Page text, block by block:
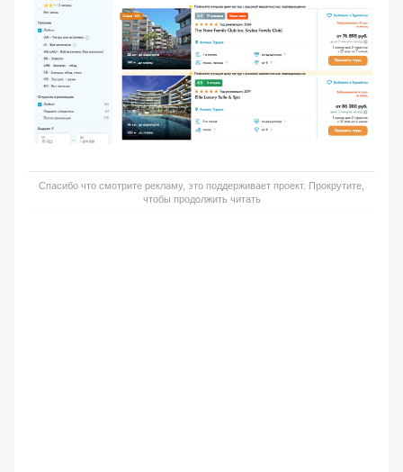
Спасибо что смотрите рекламу, это поддерживает проект. Прокрутите,
чтобы продолжить читать